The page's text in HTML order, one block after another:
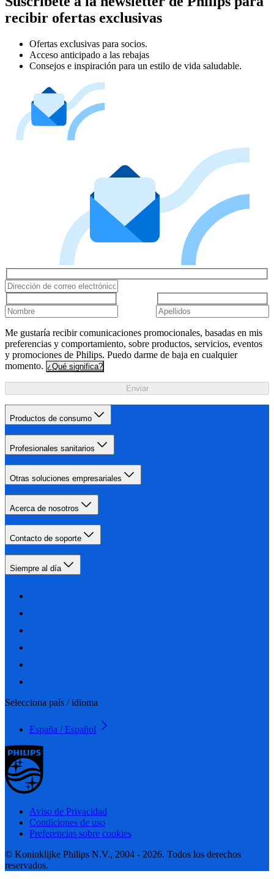
recibir ofertas exclusivas
Ofertas exclusivas para socios.
Acceso anticipado a las rebajas
Consejos e inspiración para un estilo de vida saludable.
Me gustaría recibir comunicaciones promocionales, basadas en mis
preferencias y comportamiento, sobre productos, servicios, eventos
y promociones de Philips. Puedo darme de baja en cualquier
momento. ¿Qué significa?
Enviar
Productos de consumo
Profesionales sanitarios
Otras soluciones empresariales
Acerca de nosotros
Contacto de soporte
Siempre al día
Selecciona país / idioma
España / Español
Aviso de Privacidad
Condiciones de uso
Preferencias sobre cookies
© Koninklijke Philips N.V., 2004 - 2026. Todos los derechos
reservados.